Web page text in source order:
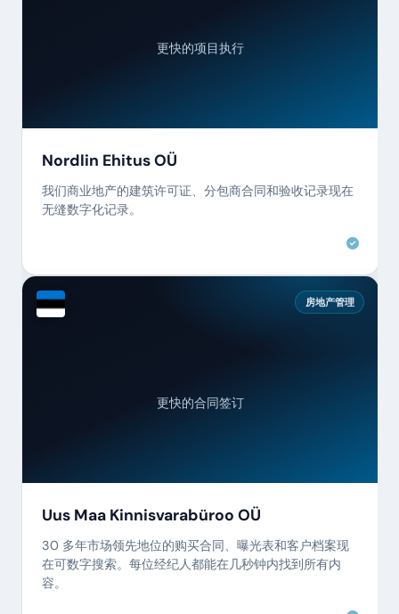
更快的项目执行
Nordlin Ehitus OÜ
我们商业地产的建筑许可证、分包商合同和验收记录现在
无缝数字化记录。
房地产管理
更快的合同签订
Uus Maa Kinnisvarabüroo OÜ
30 多年市场领先地位的购买合同、曝光表和客户档案现
在可数字搜索。每位经纪人都能在几秒钟内找到所有内
容。